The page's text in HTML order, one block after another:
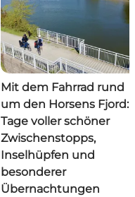
Mit dem Fahrrad rund
um den Horsens Fjord:
Tage voller schöner
Zwischenstopps,
Inselhüpfen und
besonderer
Übernachtungen